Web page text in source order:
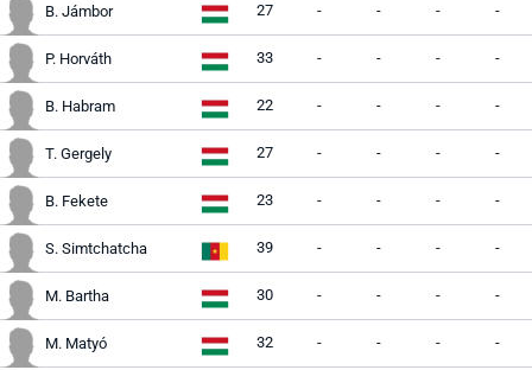
B. Jámbor 27 - - - -
P. Horváth 33 - - - -
B. Habram 22 - - - -
T. Gergely 27 - - - -
B. Fekete 23 - - - -
S. Simtchatcha 39 - - - -
M. Bartha 30 - - - -
M. Matyó 32 - - - -